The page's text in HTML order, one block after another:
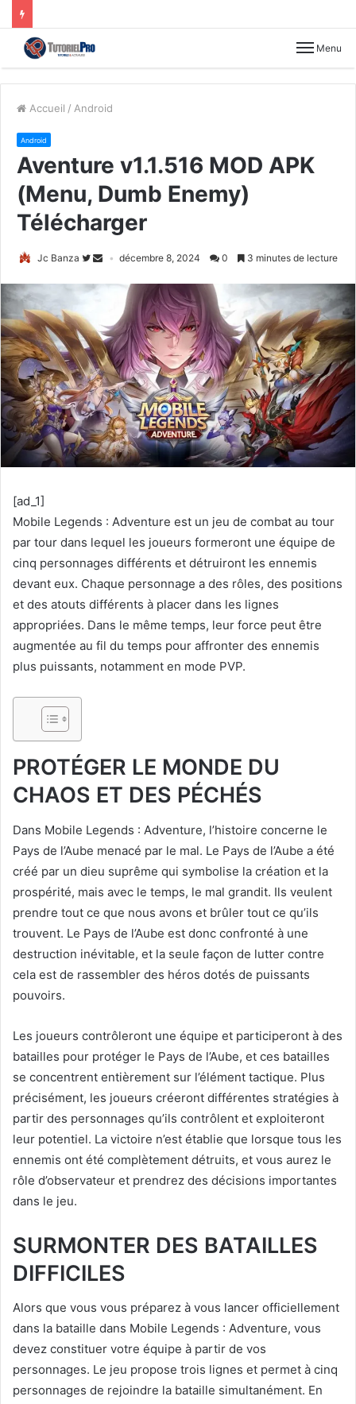
Menu
Accueil / Android
Android
Aventure v1.1.516 MOD APK
(Menu, Dumb Enemy)
Télécharger
Jc Banza décembre 8, 2024 0 3 minutes de lecture
[ad_1]
Mobile Legends : Adventure est un jeu de combat au tour
par tour dans lequel les joueurs formeront une équipe de
cinq personnages différents et détruiront les ennemis
devant eux. Chaque personnage a des rôles, des positions
et des atouts différents à placer dans les lignes
appropriées. Dans le même temps, leur force peut être
augmentée au fil du temps pour affronter des ennemis
plus puissants, notamment en mode PVP.
PROTÉGER LE MONDE DU
CHAOS ET DES PÉCHÉS
Dans Mobile Legends : Adventure, l’histoire concerne le
Pays de l’Aube menacé par le mal. Le Pays de l’Aube a été
créé par un dieu suprême qui symbolise la création et la
prospérité, mais avec le temps, le mal grandit. Ils veulent
prendre tout ce que nous avons et brûler tout ce qu’ils
trouvent. Le Pays de l’Aube est donc confronté à une
destruction inévitable, et la seule façon de lutter contre
cela est de rassembler des héros dotés de puissants
pouvoirs.
Les joueurs contrôleront une équipe et participeront à des
batailles pour protéger le Pays de l’Aube, et ces batailles
se concentrent entièrement sur l’élément tactique. Plus
précisément, les joueurs créeront différentes stratégies à
partir des personnages qu’ils contrôlent et exploiteront
leur potentiel. La victoire n’est établie que lorsque tous les
ennemis ont été complètement détruits, et vous aurez le
rôle d’observateur et prendrez des décisions importantes
dans le jeu.
SURMONTER DES BATAILLES
DIFFICILES
Alors que vous vous préparez à vous lancer officiellement
dans la bataille dans Mobile Legends : Adventure, vous
devez constituer votre équipe à partir de vos
personnages. Le jeu propose trois lignes et permet à cinq
personnages de rejoindre la bataille simultanément. En